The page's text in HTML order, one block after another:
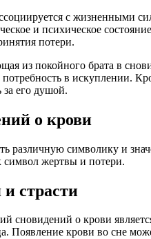
с жизненными
и психическое
потери.
из покойного брата в
в искуплении.
его душой.
о крови
различную символику и
символ жертвы и потери.
страсти
сновидений о крови
Появление крови во сне